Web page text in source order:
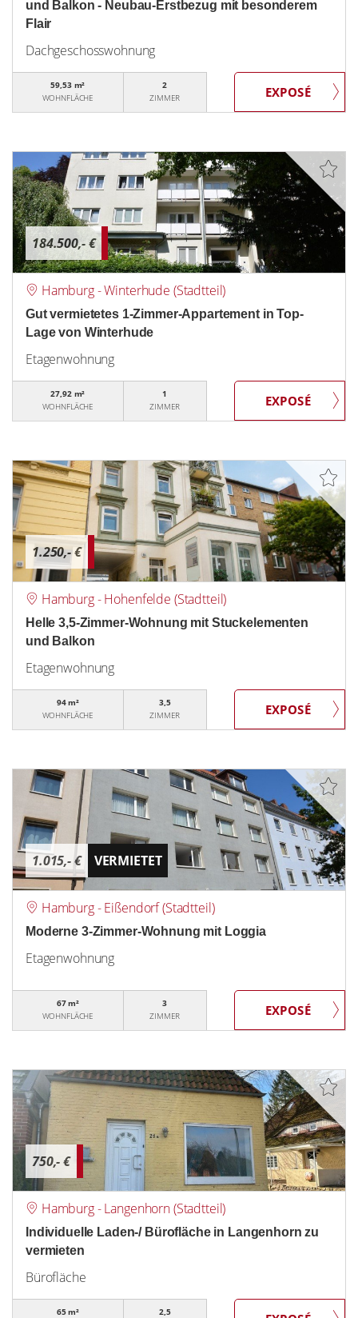
und Balkon - Neubau-Erstbezug mit besonderem
Flair
Dachgeschosswohnung
59,53 m²
WOHNFLÄCHE
2
ZIMMER
184.500,- €
Hamburg - Winterhude (Stadtteil)
Gut vermietetes 1-Zimmer-Appartement in Top-
Lage von Winterhude
Etagenwohnung
27,92 m²
WOHNFLÄCHE
1
ZIMMER
1.250,- €
Hamburg - Hohenfelde (Stadtteil)
Helle 3,5-Zimmer-Wohnung mit Stuckelementen
und Balkon
Etagenwohnung
94 m²
WOHNFLÄCHE
3,5
ZIMMER
1.015,- € VERMIETET
Hamburg - Eißendorf (Stadtteil)
Moderne 3-Zimmer-Wohnung mit Loggia
Etagenwohnung
67 m²
WOHNFLÄCHE
3
ZIMMER
750,- €
Hamburg - Langenhorn (Stadtteil)
Individuelle Laden-/ Bürofläche in Langenhorn zu
vermieten
Bürofläche
65 m²
2,5